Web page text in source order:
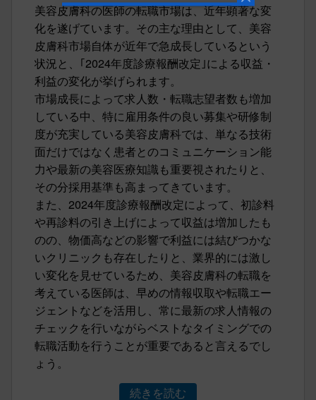
美容皮膚科の医師の転職市場は、近年顕著な変
化を遂げています。その主な理由として、美容
皮膚科市場自体が近年で急成長しているという
状況と、｢2024年度診療報酬改定｣による収益・
利益の変化が挙げられます。
市場成長によって求人数・転職志望者数も増加
している中、特に雇用条件の良い募集や研修制
度が充実している美容皮膚科では、単なる技術
面だけではなく患者とのコミュニケーション能
力や最新の美容医療知識も重要視されたりと、
その分採用基準も高まってきています。
また、2024年度診療報酬改定によって、初診料
や再診料の引き上げによって収益は増加したも
のの、物価高などの影響で利益には結びつかな
いクリニックも存在したりと、業界的には激し
い変化を見せているため、美容皮膚科の転職を
考えている医師は、早めの情報収取や転職エー
ジェントなどを活用し、常に最新の求人情報の
チェックを行いながらベストなタイミングでの
転職活動を行うことが重要であると言えるでし
ょう。
続きを読む